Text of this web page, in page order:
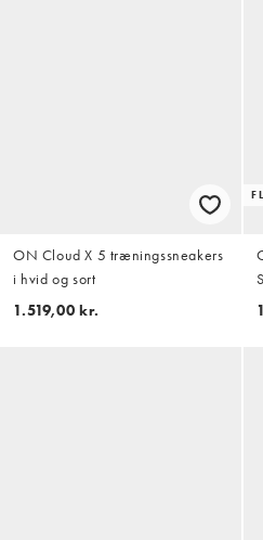
ON Cloud X 5 træningssneakers
i hvid og sort
1.519,00 kr.